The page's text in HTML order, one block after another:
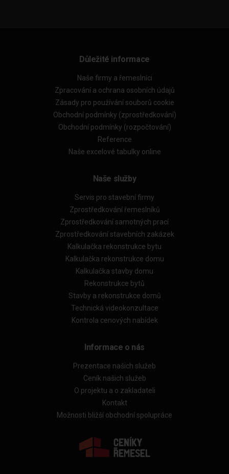
Důležité informace
Naše firmy a řemeslníci
Zpracování a ochrana osobních údajů
Zásady pro používání souborů cookie
Obchodní podmínky (zprostředkování)
Obchodní podmínky (rozpočtování)
Reference
Naše excelové tabulky online
Naše služby
Servis pro stavební firmy
Zprostředkování řemeslníků
Zprostředkování samotných prací
Zprostředkování stavebních zakázek
Kalkulačka rekonstrukce bytu
Kalkulačka rekonstrukce domu
Kalkulačka stavby domu
Rekonstrukce bytů
Stavby a rekonstrukce domů
Technická videokonzultace
Kontrola cenových nabídek
Informace o nás
Prezentace našich služeb
Ceník našich služeb
O projektu a o zakladateli
Kontakt
Možnosti bližší obchodní spolupráce